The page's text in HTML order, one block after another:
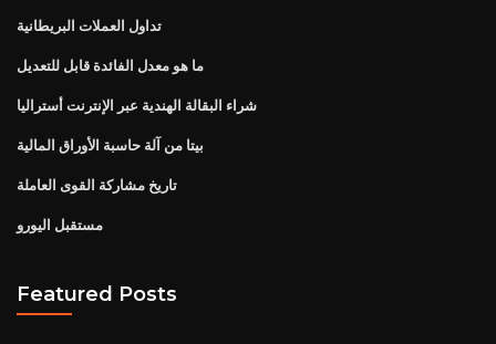
تداول العملات البريطانية
ما هو معدل الفائدة قابل للتعديل
شراء البقالة الهندية عبر الإنترنت أستراليا
بيتا من آلة حاسبة الأوراق المالية
تاريخ مشاركة القوى العاملة
مستقبل اليورو
Featured Posts